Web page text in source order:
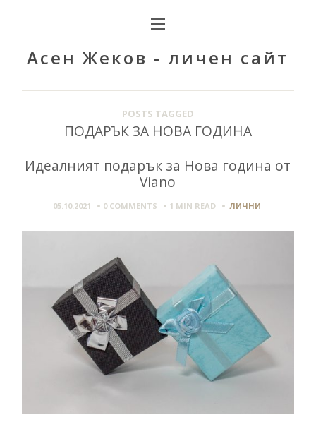
Асен Жеков - личен сайт
POSTS TAGGED
ПОДАРЪК ЗА НОВА ГОДИНА
Идеалният подарък за Нова година от
Viano
05.10.2021 0 COMMENTS 1 MIN READ ЛИЧНИ